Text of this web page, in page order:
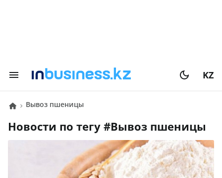
KZ
вывоз пшеницы
Новости по тегу # вывоз пшеницы